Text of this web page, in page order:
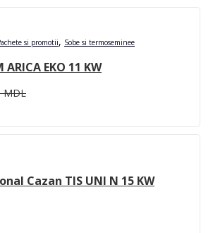
si promotii, Sobe si termoseminee
ARICA EKO 11 KW
MDL
Cazan TIS UNI N 15 KW